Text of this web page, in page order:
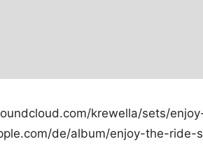
krewella/sets/
de/album/enjoy-the-ride-